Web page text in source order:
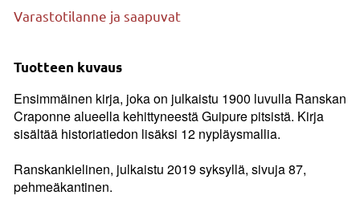
Varastotilanne ja saapuvat
Tuotteen kuvaus
Ensimmäinen kirja, joka on julkaistu 1900 luvulla Ranskan
Craponne alueella kehittyneestä Guipure pitsistä. Kirja
sisältää historiatiedon lisäksi 12 nypläysmallia.
Ranskankielinen, julkaistu 2019 syksyllä, sivuja 87,
pehmeäkantinen.